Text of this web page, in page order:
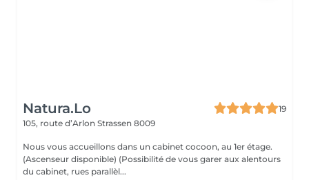
Natura.Lo
19
105, route d’Arlon Strassen 8009
Nous vous accueillons dans un cabinet cocoon, au 1er étage.
(Ascenseur disponible) (Possibilité de vous garer aux alentours
du cabinet, rues parallèl...